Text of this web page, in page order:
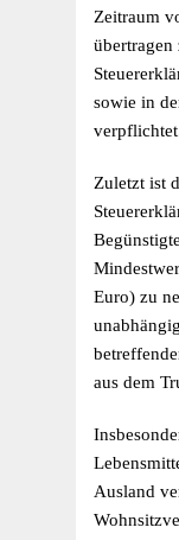
Zeitraum
übertragen
sowie in
Zuletzt ist
Euro) zu
aus dem
Ausland